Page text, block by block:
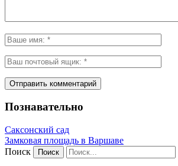
Познавательно
Саксонский сад
Замковая площадь в Варшаве
Поиск